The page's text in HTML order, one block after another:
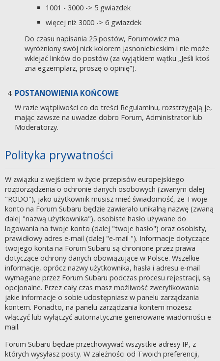
1001 - 3000 -> 5 gwiazdek
więcej niż 3000 -> 6 gwiazdek
Do czasu napisania 25 postów, Forumowicz ma
wyróżniony swój nick kolorem jasnoniebieskim i nie może
wklejać linków do postów (za wyjątkiem wątku „Jeśli ktoś
zna egzemplarz, proszę o opinię”).
POSTANOWIENIA KOŃCOWE
W razie wątpliwości co do treści Regulaminu, rozstrzygają je,
mając zawsze na uwadze dobro Forum, Administrator lub
Moderatorzy.
Polityka prywatności
W związku z wejściem w życie przepisów europejskiego
rozporządzenia o ochronie danych osobowych (zwanym dalej
"RODO"), jako użytkownik musisz mieć świadomość, że Twoje
konto na Forum Subaru będzie zawierało unikalną nazwę (zwaną
dalej "nazwą użytkownika"), osobiste hasło używane do
logowania na twoje konto (dalej "twoje hasło") oraz osobisty,
prawidłowy adres e-mail (dalej "e-mail "). Informacje dotyczące
twojego konta na Forum Subaru są chronione przez prawa
dotyczące ochrony danych obowiązujące w Polsce. Wszelkie
informacje, oprócz nazwy użytkownika, hasła i adresu e-mail
wymagane przez Forum Subaru podczas procesu rejestracji, są
opcjonalne. Przez cały czas masz możliwość zweryfikowania
jakie informacje o sobie udostępniasz w panelu zarządzania
kontem. Ponadto, na panelu zarządzania kontem możesz
włączyć lub wyłączyć automatycznie generowane wiadomości e-
mail.
Forum Subaru będzie przechowywać wszystkie adresy IP, z
których wysyłasz posty. W zależności od Twoich preferencji,